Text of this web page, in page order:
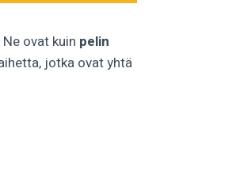
ovat kuin pelin
jotka ovat yhtä